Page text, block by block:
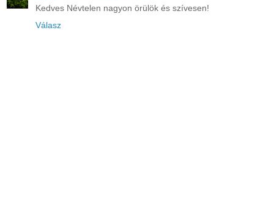
Kedves Névtelen nagyon örülök és szívesen!
Válasz